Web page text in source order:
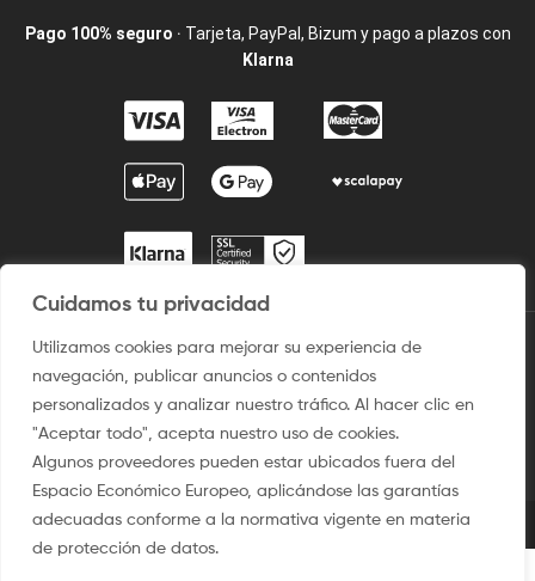
Cuidamos tu privacidad
Utilizamos cookies para mejorar su experiencia de
navegación, publicar anuncios o contenidos
personalizados y analizar nuestro tráfico. Al hacer clic en
"Aceptar todo", acepta nuestro uso de cookies.
Algunos proveedores pueden estar ubicados fuera del
Espacio Económico Europeo, aplicándose las garantías
adecuadas conforme a la normativa vigente en materia
de protección de datos.
Pago 100% seguro · Tarjeta, PayPal, Bizum y pago a plazos con
Klarna
2009 / ©2025 Camisetaspersonalizadas.com. Todos los derechos
reservados.
Aviso legal–Uso del sitio –Condiciones de venta– Política
de privacidad y Protección de Dato – Politica de Cookies